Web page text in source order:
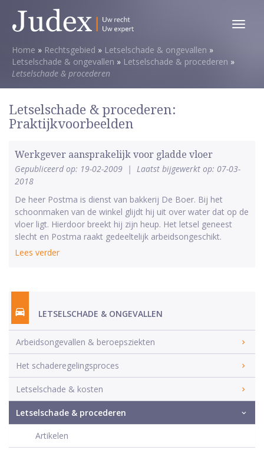
Toggle
Home » Rechtsgebied » Letselschade & ongevallen »
Letselschade & ongevallen » Letselschade & procederen »
Letselschade & procederen
Letselschade & procederen:
Praktijkvoorbeelden
Werkgever aansprakelijk voor gladde vloer
Gepubliceerd op: 19-02-2009 | Laatst bijgewerkt op: 07-03-
2018
De heer Postma is dienst van bakkerij De Boer. Bij het
schoonmaken van de winkel glijdt hij uit over water dat op de
vloer ligt. Hierdoor breekt hij zijn heup. Het letsel geneest
slecht en Postma raakt gedeeltelijk arbeidsongeschikt.
Lees verder
LETSELSCHADE & ONGEVALLEN
Arbeidsongevallen & beroepsziekten
Het schaderegelingsproces
Letselschade & kosten
Letselschade & procederen
Artikelen